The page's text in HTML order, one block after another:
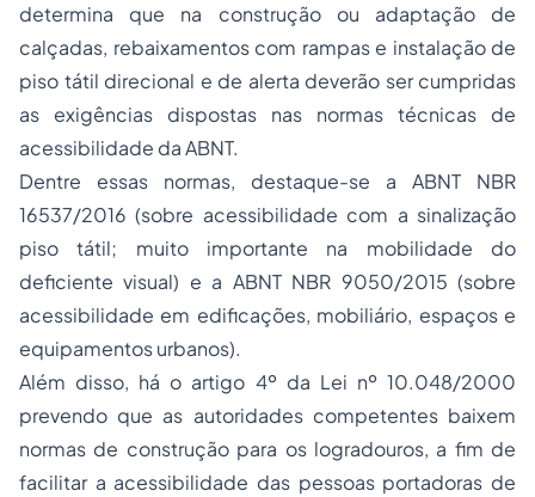
determina que na construção ou adaptação de
calçadas, rebaixamentos com rampas e instalação de
piso tátil direcional e de alerta deverão ser cumpridas
as exigências dispostas nas normas técnicas de
acessibilidade da ABNT.
Dentre essas normas, destaque-se a ABNT NBR
16537/2016 (sobre acessibilidade com a sinalização
piso tátil; muito importante na mobilidade do
deficiente visual) e a ABNT NBR 9050/2015 (sobre
acessibilidade em edificações, mobiliário, espaços e
equipamentos urbanos).
Além disso, há o artigo 4º da Lei nº 10.048/2000
prevendo que as autoridades competentes baixem
normas de construção para os logradouros, a fim de
facilitar a acessibilidade das pessoas portadoras de